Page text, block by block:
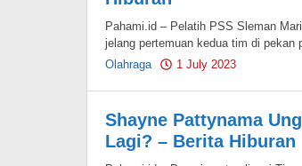
Pahami.id – Pelatih PSS Sleman
jelang pertemuan kedua tim di pekan
Olahraga
1 July 2023
Shayne Pattynama
Lagi? – Berita Hiburan